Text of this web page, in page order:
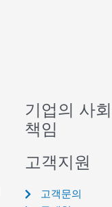
기업의 사
책임
고객지원
고객문의